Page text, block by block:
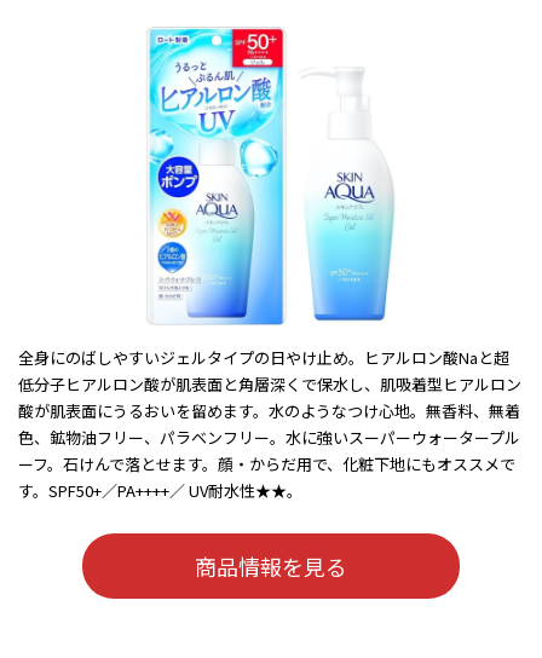
全身にのばしやすいジェルタイプの日やけ止め。ヒアルロン酸Naと超
低分子ヒアルロン酸が肌表面と角層深くで保水し、肌吸着型ヒアルロン
酸が肌表面にうるおいを留めます。水のようなつけ心地。無香料、無着
色、鉱物油フリー、パラベンフリー。水に強いスーパーウォータープル
ーフ。石けんで落とせます。顔・からだ用で、化粧下地にもオススメで
す。SPF50+／PA++++／ UV耐水性★★。
商品情報を見る